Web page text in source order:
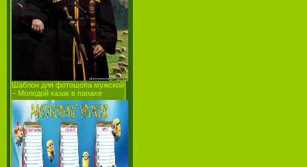
Шаблон для фотошопа мужской
– Молодой казак в папахе